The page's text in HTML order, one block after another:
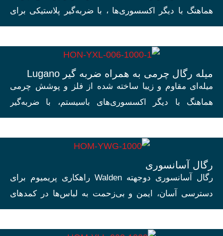
هماهنگ با دیگر اکسسوری‌ها ، با ضربه‌گیر پلاستیکی برای
جلوگیری از صدا و در سه سایز استاندارد ۸۰، ۹۰ و ۱۲۰
میله رگال چرمی به همراه ضربه گیر Lugano
میله‌ای مقاوم و زیبا ساخته شده از فلز و پوشش چرمی
هماهنگ با دیگر اکسسوری‌های باسیستم، با ضربه‌گیر
پلاستیکی برای جلوگیری از صدا و در سه سایز استاندارد
رگال آسانسوری
رگال آسانسوری دو‌جهته Walden راهکاری پریمیوم برای
دسترسی آسان، ایمن و بی‌زحمت به لباس‌ها در کمدهای
مرتفع است.